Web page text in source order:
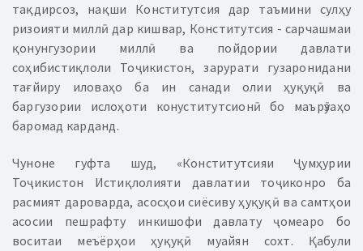
тақдирсоз, нақши Конститутсия дар таъмини сулҳу
ризоияти миллӣ дар кишвар, Конститутсия - сарчашмаи
қонунгузории миллӣ ва пойдории давлати
соҳибистиқлоли Тоҷикистон, зарурати гузаронидани
тағйиру иловаҳо ба ин санади олии ҳуқуқӣ ва
баргузории ислоҳоти конуститутсионӣ бо маърӯзаҳо
баромад карданд.
Чуноне гуфта шуд, «Конститутсияи Ҷумҳурии
Тоҷикистон Истиқлолияти давлатии тоҷиконро ба
расмият дароварда, асосҳои сиёсиву ҳуқуқӣ ва самтҳои
асосии пешрафту инкишофи давлату ҷомеаро бо
воситаи меъёрҳои ҳуқуқӣ муайян сохт. Қабули